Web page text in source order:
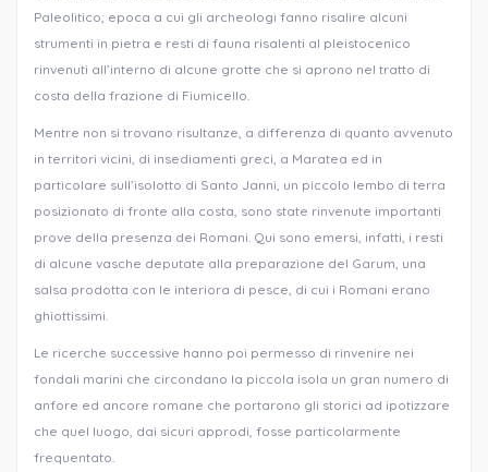
Paleolitico; epoca a cui gli archeologi fanno risalire alcuni
strumenti in pietra e resti di fauna risalenti al pleistocenico
rinvenuti all’interno di alcune grotte che si aprono nel tratto di
costa della frazione di Fiumicello.
Mentre non si trovano risultanze, a differenza di quanto avvenuto
in territori vicini, di insediamenti greci, a Maratea ed in
particolare sull’isolotto di Santo Janni, un piccolo lembo di terra
posizionato di fronte alla costa, sono state rinvenute importanti
prove della presenza dei Romani. Qui sono emersi, infatti, i resti
di alcune vasche deputate alla preparazione del Garum, una
salsa prodotta con le interiora di pesce, di cui i Romani erano
ghiottissimi.
Le ricerche successive hanno poi permesso di rinvenire nei
fondali marini che circondano la piccola isola un gran numero di
anfore ed ancore romane che portarono gli storici ad ipotizzare
che quel luogo, dai sicuri approdi, fosse particolarmente
frequentato.